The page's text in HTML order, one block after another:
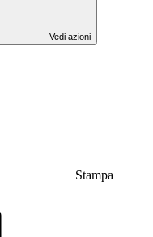
Vedi azioni
Stampa